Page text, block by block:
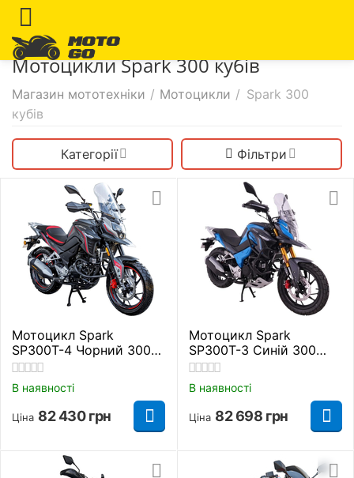
Мотоцикли Spark 300 кубів
Магазин мототехніки / Мотоцикли / Spark 300
кубів
Категорії Фільтри
Мотоцикл Spark
SP300T-4 Чорний 300
куб. см.
В наявності
Ціна 82 430 грн
Мотоцикл Spark
SP300T-3 Синій 300
куб. см.
В наявності
Ціна 82 698 грн